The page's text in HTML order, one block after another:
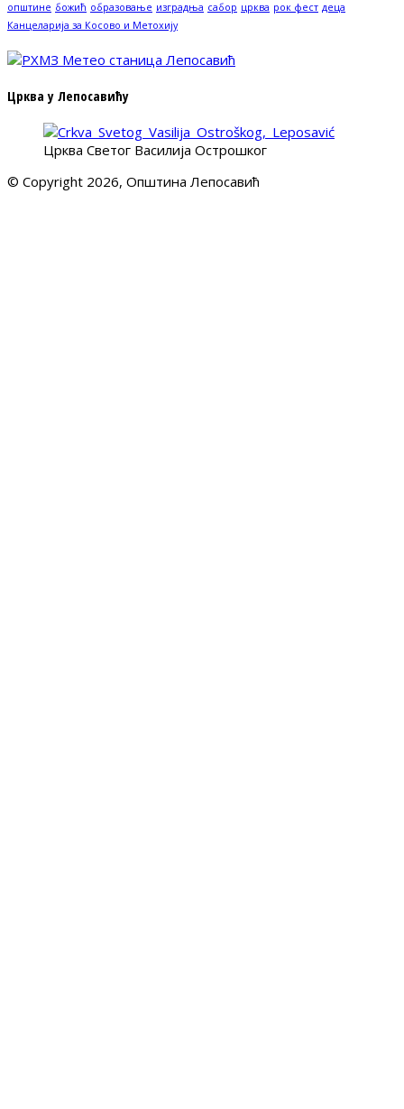
општине божић образовање изградња сабор црква рок фест деца
Канцеларија за Косово и Метохију
Црква у Лепосавићу
Црква Светог Василија Острошког
© Copyright 2026, Општина Лепосавић